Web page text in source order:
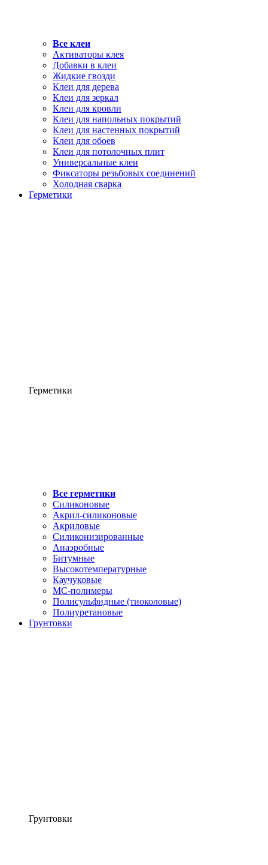
Все клеи
Активаторы клея
Добавки в клеи
Жидкие гвозди
Клеи для дерева
Клеи для зеркал
Клеи для кровли
Клеи для напольных покрытий
Клеи для настенных покрытий
Клеи для обоев
Клеи для потолочных плит
Универсальные клеи
Фиксаторы резьбовых соединений
Холодная сварка
Герметики
Герметики
Все герметики
Силиконовые
Акрил-силиконовые
Акриловые
Силиконизированные
Анаэробные
Битумные
Высокотемпературные
Каучуковые
МС-полимеры
Полисульфидные (тиоколовые)
Полиуретановые
Грунтовки
Грунтовки